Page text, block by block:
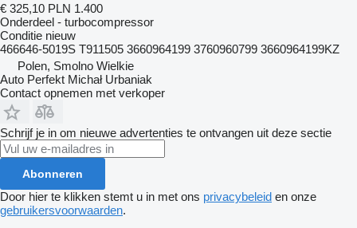
€ 325,10 PLN 1.400
Onderdeel - turbocompressor
Conditie nieuw
466646-5019S T911505 3660964199 3760960799 3660964199KZ
Polen, Smolno Wielkie
Auto Perfekt Michał Urbaniak
Contact opnemen met verkoper
Schrijf je in om nieuwe advertenties te ontvangen uit deze sectie
Abonneren
Door hier te klikken stemt u in met ons privacybeleid en onze
gebruikersvoorwaarden.